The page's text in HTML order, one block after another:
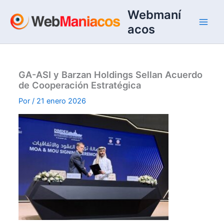
contenido
Webmaní
acos
GA-ASI y Barzan Holdings Sellan Acuerdo
de Cooperación Estratégica
Por/ 21 enero 2026